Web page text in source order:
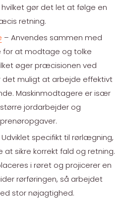
gør det let at følge en
retning.
– Anvendes sammen med
for at modtage og tolke
øger præcisionen ved
det muligt at arbejde effektivt
Maskinmodtagere er især
jordarbejder og
Udviklet specifikt til rørlægning,
sikre korrekt fald og retning.
i røret og projicerer en
rørføringen, så arbejdet
stor nøjagtighed.